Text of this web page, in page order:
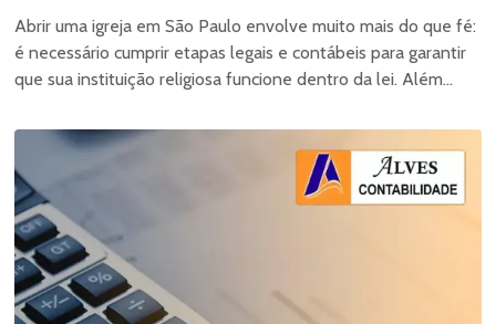
Abrir uma igreja em São Paulo envolve muito mais do que fé:
é necessário cumprir etapas legais e contábeis para garantir
que sua instituição religiosa funcione dentro da lei. Além...